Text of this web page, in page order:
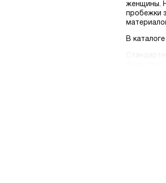
женщины.
пробежки
В
Высокие